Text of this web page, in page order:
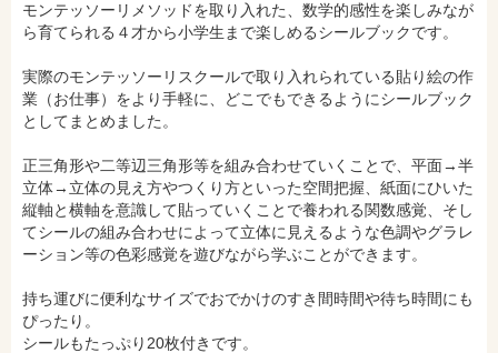
モンテッソーリメソッドを取り入れた、数学的感性を楽しみなが
ら育てられる４才から小学生まで楽しめるシールブックです。
実際のモンテッソーリスクールで取り入れられている貼り絵の作
業（お仕事）をより手軽に、どこでもできるようにシールブック
としてまとめました。
正三角形や二等辺三角形等を組み合わせていくことで、平面→半
立体→立体の見え方やつくり方といった空間把握、紙面にひいた
縦軸と横軸を意識して貼っていくことで養われる関数感覚、そし
てシールの組み合わせによって立体に見えるような色調やグラレ
ーション等の色彩感覚を遊びながら学ぶことができます。
持ち運びに便利なサイズでおでかけのすき間時間や待ち時間にも
ぴったり。
シールもたっぷり20枚付きです。
amazonで購入 楽天ブックスで購入
セブンネットショッピングで購入
e-honで購入 Honya Club.comで購入
hontoで購入 ヨドバシ.comで購入